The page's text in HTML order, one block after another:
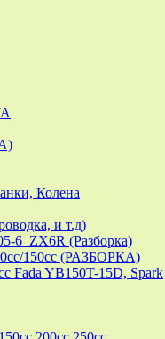
Колена
и т.д)
6_ZX6R (Разборка)
150cc (РАЗБОРКА)
YB150T-15D, Spark